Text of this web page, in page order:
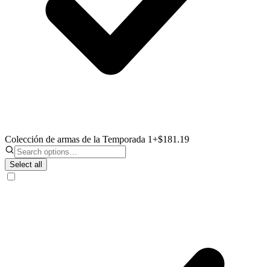
Colección de armas de la Temporada 1+$181.19
Select all